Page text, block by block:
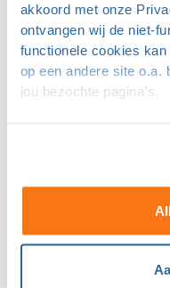
akkoord met onze
ontvangen wij de niet-
functionele cookies
op een andere site o.a.
jou bezochte pagina’s.
Voor golfverenigingen
Bekijk de